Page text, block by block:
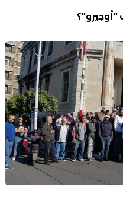
"أوجيرو"؟